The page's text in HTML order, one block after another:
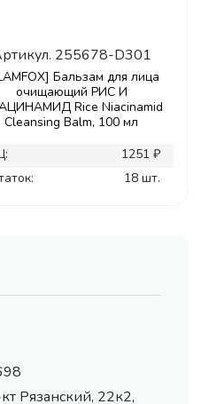
255678-D301
Бальзам для лица
очищающий РИС И
Rice Niacinamid
Cleansing Balm, 100 мл
1251 ₽
18 шт.
Рязанский, 22к2,